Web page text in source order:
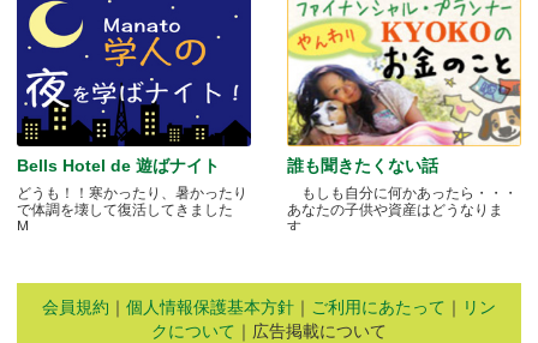
Bells Hotel de 遊ばナイト
どうも！！寒かったり、暑かったり
で体調を壊して復活してきました
M.....
誰も聞きたくない話
もしも自分に何かあったら・・・
あなたの子供や資産はどうなりま
す.....
会員規約 ｜ 個人情報保護基本方針 ｜ ご利用にあたって ｜ リン
クについて ｜広告掲載について